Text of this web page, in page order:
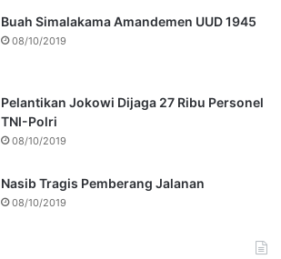
Buah Simalakama Amandemen UUD 1945
08/10/2019
Pelantikan Jokowi Dijaga 27 Ribu Personel
TNI-Polri
08/10/2019
Nasib Tragis Pemberang Jalanan
08/10/2019